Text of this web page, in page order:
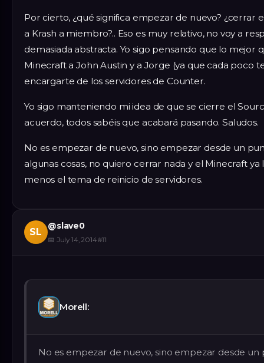
Por cierto, ¿qué significa empezar de nuevo? ¿cerrar
a Krash a miembro?.. Eso es muy relativo, no voy a
demasiada abstracta. Yo sigo pensando que lo mejor
Minecraft a John Austin y a Jorge (ya que cada poco
encargarte de los servidores de Counter.
Yo sigo manteniendo mi idea de que se cierre el
acuerdo, todos sabéis que acabará pasando. Saludos.
No es empezar de nuevo, sino empezar desde un
algunas cosas, no quiero cerrar nada y el Minecraft
menos el tema de reinicio de servidores.
SL
@slave0
📅 July 14, 2014#11
Morell:
No es empezar de nuevo, sino empezar desde